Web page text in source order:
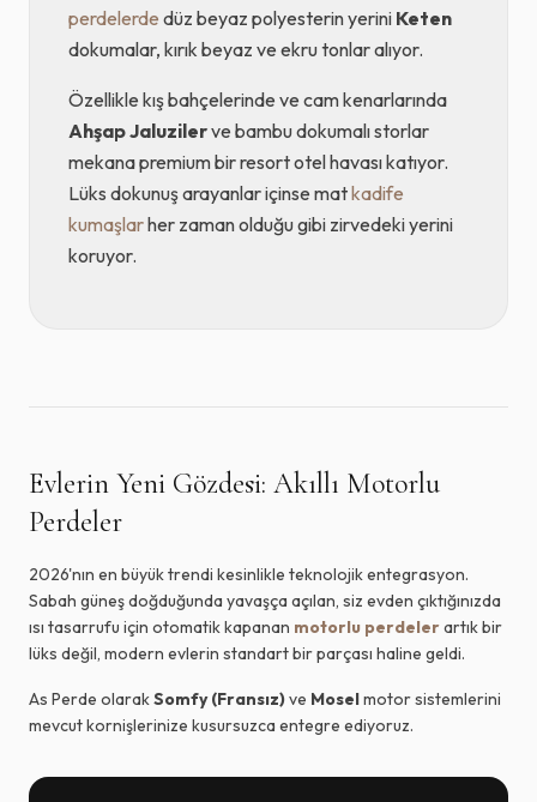
perdelerde düz beyaz polyesterin yerini Keten
dokumalar, kırık beyaz ve ekru tonlar alıyor.
Özellikle kış bahçelerinde ve cam kenarlarında
Ahşap Jaluzilerve bambu dokumalı storlar
mekana premium bir resort otel havası katıyor.
Lüks dokunuş arayanlar içinse matkadife
kumaşlarher zaman olduğu gibi zirvedeki yerini
koruyor.
Evlerin Yeni Gözdesi: Akıllı Motorlu
Perdeler
2026'nın en büyük trendi kesinlikle teknolojik entegrasyon.
Sabah güneş doğduğunda yavaşça açılan, siz evden çıktığınızda
ısı tasarrufu için otomatik kapanan motorlu perdelerartık bir
lüks değil, modern evlerin standart bir parçası haline geldi.
As Perde olarakSomfy (Fransız)ve Moselmotor sistemlerini
mevcut kornişlerinize kusursuzca entegre ediyoruz.